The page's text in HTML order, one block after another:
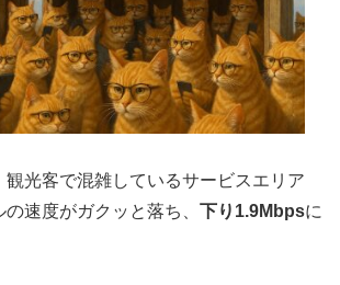
観光客で混雑しているサービスエリア
速度がガクッと落ち、 下り1.9Mbpsに